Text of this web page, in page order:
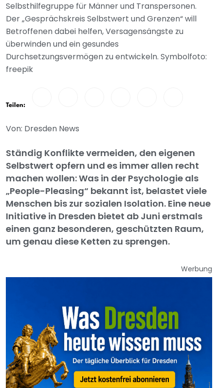
Selbsthilfegruppe für Männer und Transpersonen.
Der „Gesprächskreis Selbstwert und Grenzen“ will
Betroffenen dabei helfen, Versagensängste zu
überwinden und ein gesundes
Durchsetzungsvermögen zu entwickeln. Symbolfoto:
freepik
Teilen:
Von: Dresden News
Ständig Konflikte vermeiden, den eigenen
Selbstwert opfern und es immer allen recht
machen wollen: Was in der Psychologie als
„People-Pleasing“ bekannt ist, belastet viele
Menschen bis zur sozialen Isolation. Eine neue
Initiative in Dresden bietet ab Juni erstmals
einen ganz besonderen, geschützten Raum,
um genau diese Ketten zu sprengen.
Werbung